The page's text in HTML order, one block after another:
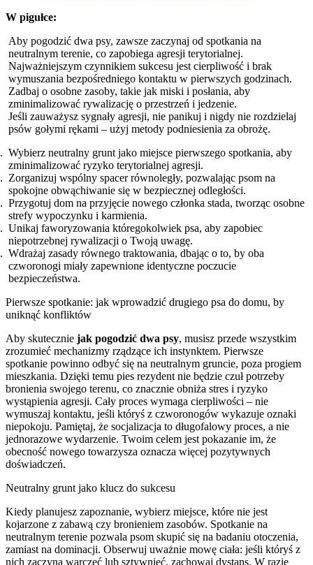
W pigułce:
Aby pogodzić dwa psy, zawsze zaczynaj od spotkania na
neutralnym terenie, co zapobiega agresji terytorialnej.
Najważniejszym czynnikiem sukcesu jest cierpliwość i brak
wymuszania bezpośredniego kontaktu w pierwszych godzinach.
Zadbaj o osobne zasoby, takie jak miski i posłania, aby
zminimalizować rywalizację o przestrzeń i jedzenie.
Jeśli zauważysz sygnały agresji, nie panikuj i nigdy nie rozdzielaj
psów gołymi rękami – użyj metody podniesienia za obrożę.
Wybierz neutralny grunt jako miejsce pierwszego spotkania, aby
zminimalizować ryzyko terytorialnej agresji.
Zorganizuj wspólny spacer równoległy, pozwalając psom na
spokojne obwąchiwanie się w bezpiecznej odległości.
Przygotuj dom na przyjęcie nowego członka stada, tworząc osobne
strefy wypoczynku i karmienia.
Unikaj faworyzowania któregokolwiek psa, aby zapobiec
niepotrzebnej rywalizacji o Twoją uwagę.
Wdrażaj zasady równego traktowania, dbając o to, by oba
czworonogi miały zapewnione identyczne poczucie
bezpieczeństwa.
Pierwsze spotkanie: jak wprowadzić drugiego psa do domu, by
uniknąć konfliktów
Aby skutecznie jak pogodzić dwa psy, musisz przede wszystkim
zrozumieć mechanizmy rządzące ich instynktem. Pierwsze
spotkanie powinno odbyć się na neutralnym gruncie, poza progiem
mieszkania. Dzięki temu pies rezydent nie będzie czuł potrzeby
bronienia swojego terenu, co znacznie obniża stres i ryzyko
wystąpienia agresji. Cały proces wymaga cierpliwości – nie
wymuszaj kontaktu, jeśli któryś z czworonogów wykazuje oznaki
niepokoju. Pamiętaj, że socjalizacja to długofalowy proces, a nie
jednorazowe wydarzenie. Twoim celem jest pokazanie im, że
obecność nowego towarzysza oznacza więcej pozytywnych
doświadczeń.
Neutralny grunt jako klucz do sukcesu
Kiedy planujesz zapoznanie, wybierz miejsce, które nie jest
kojarzone z zabawą czy bronieniem zasobów. Spotkanie na
neutralnym terenie pozwala psom skupić się na badaniu otoczenia,
zamiast na dominacji. Obserwuj uważnie mowę ciała: jeśli któryś z
nich zaczyna warczeć lub sztywnieć, zachowaj dystans. W razie